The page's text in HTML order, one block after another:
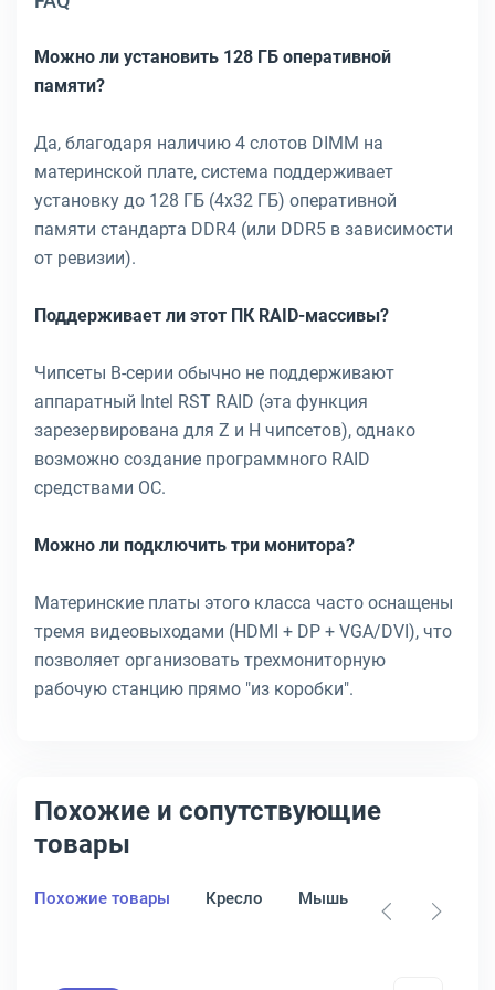
Можно ли установить 128 ГБ оперативной
памяти?
Да, благодаря наличию 4 слотов DIMM на
материнской плате, система поддерживает
установку до 128 ГБ (4x32 ГБ) оперативной
памяти стандарта DDR4 (или DDR5 в зависимости
от ревизии).
Поддерживает ли этот ПК RAID-массивы?
Чипсеты B-серии обычно не поддерживают
аппаратный Intel RST RAID (эта функция
зарезервирована для Z и H чипсетов), однако
возможно создание программного RAID
средствами ОС.
Можно ли подключить три монитора?
Материнские платы этого класса часто оснащены
тремя видеовыходами (HDMI + DP + VGA/DVI), что
позволяет организовать трехмониторную
рабочую станцию прямо "из коробки".
Похожие и сопутствующие
товары
Похожие товары Кресло Мышь Клавиатура